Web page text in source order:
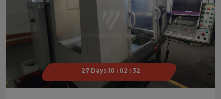
27 Days 10 : 02 : 31
27 Days 10 : 02 : 31